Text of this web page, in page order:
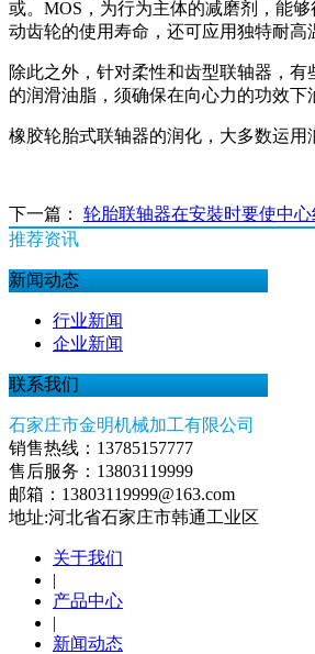
或。MOS，为行为主体的减磨剂，能
动齿轮的使用寿命，还可应用独特耐高
除此之外，针对柔性和齿型联轴器，
的润滑油脂，须确保在向心力的功效
橡胶轮胎式联轴器的润化，大多数运
下一篇： 轮胎联轴器在安裝时要使中
推荐资讯
新闻动态
行业新闻
企业新闻
联系我们
石家庄市金明机械加工有限公司
销售热线：13785157777
售后服务：13803119999
邮箱：13803119999@163.com
地址:河北省石家庄市韩通工业区
关于我们
|
产品中心
|
新闻动态